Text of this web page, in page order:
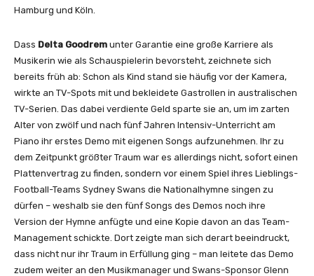
o
Hamburg und Köln.
Dass Delta Goodrem unter Garantie eine große Karriere als
Musikerin wie als Schauspielerin bevorsteht, zeichnete sich
bereits früh ab: Schon als Kind stand sie häufig vor der Kamera,
wirkte an TV-Spots mit und bekleidete Gastrollen in australischen
TV-Serien. Das dabei verdiente Geld sparte sie an, um im zarten
Alter von zwölf und nach fünf Jahren Intensiv-Unterricht am
Piano ihr erstes Demo mit eigenen Songs aufzunehmen. Ihr zu
dem Zeitpunkt größter Traum war es allerdings nicht, sofort einen
Plattenvertrag zu finden, sondern vor einem Spiel ihres Lieblings-
Football-Teams Sydney Swans die Nationalhymne singen zu
dürfen – weshalb sie den fünf Songs des Demos noch ihre
Version der Hymne anfügte und eine Kopie davon an das Team-
Management schickte. Dort zeigte man sich derart beeindruckt,
dass nicht nur ihr Traum in Erfüllung ging – man leitete das Demo
zudem weiter an den Musikmanager und Swans-Sponsor Glenn